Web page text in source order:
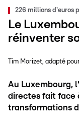
226 millions d'euros
Le
réinventer
Tim Morizet adapté
Au Luxembourg,
directes fait face
transformations